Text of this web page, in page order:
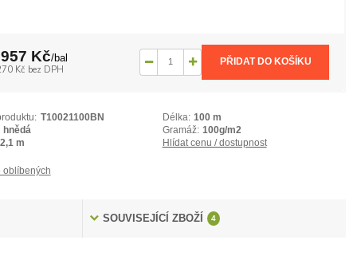
Kč/bal
Kč bez DPH
PŘIDAT DO KOŠÍKU
T10021100BN Délka: 100 m
hnědá Gramáž: 100g/m2
2,1 m Hlídat cenu / dostupnost
oblíbených
SOUVISEJÍCÍ ZBOŽÍ 4